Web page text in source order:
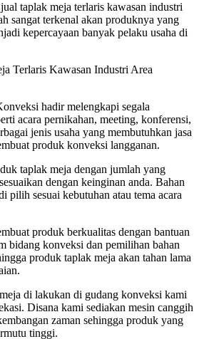
taplak meja terlaris kawasan industri
sangat terkenal akan produknya yang
kepercayaan banyak pelaku usaha di
hadir melengkapi segala
acara pernikahan, meeting, konferensi,
jenis usaha yang membutuhkan jasa
produk konveksi langganan.
taplak meja dengan jumlah yang
dengan keinginan anda. Bahan
pilih sesuai kebutuhan atau tema acara
produk berkualitas dengan bantuan
bidang konveksi dan pemilihan bahan
produk taplak meja akan tahan lama
di lakukan di gudang konveksi kami
Disana kami sediakan mesin canggih
zaman sehingga produk yang
tinggi.